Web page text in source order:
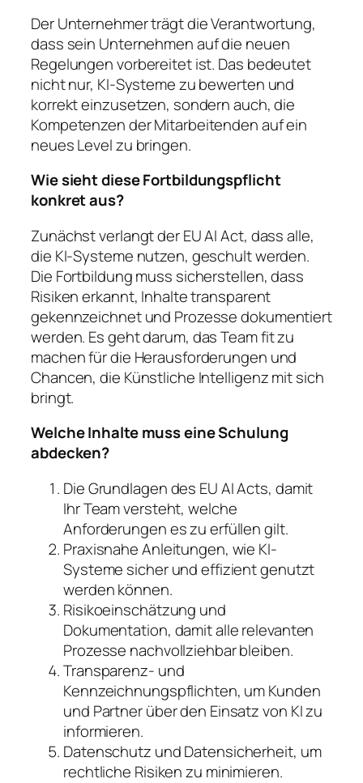
Der Unternehmer trägt die Verantwortung,
dass sein Unternehmen auf die neuen
Regelungen vorbereitet ist. Das bedeutet
nicht nur, KI-Systeme zu bewerten und
korrekt einzusetzen, sondern auch, die
Kompetenzen der Mitarbeitenden auf ein
neues Level zu bringen.
Wie sieht diese Fortbildungspflicht
konkret aus?
Zunächst verlangt der EU AI Act, dass alle,
die KI-Systeme nutzen, geschult werden.
Die Fortbildung muss sicherstellen, dass
Risiken erkannt, Inhalte transparent
gekennzeichnet und Prozesse dokumentiert
werden. Es geht darum, das Team fit zu
machen für die Herausforderungen und
Chancen, die Künstliche Intelligenz mit sich
bringt.
Welche Inhalte muss eine Schulung
abdecken?
Die Grundlagen des EU AI Acts, damit
Ihr Team versteht, welche
Anforderungen es zu erfüllen gilt.
Praxisnahe Anleitungen, wie KI-
Systeme sicher und effizient genutzt
werden können.
Risikoeinschätzung und
Dokumentation, damit alle relevanten
Prozesse nachvollziehbar bleiben.
Transparenz- und
Kennzeichnungspflichten, um Kunden
und Partner über den Einsatz von KI zu
informieren.
Datenschutz und Datensicherheit, um
rechtliche Risiken zu minimieren.